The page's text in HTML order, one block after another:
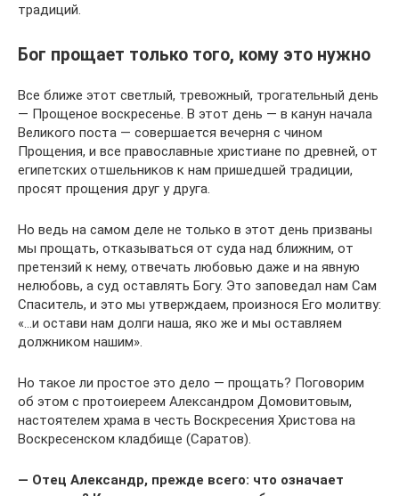
традиций.
Бог прощает только того, кому это нужно
Все ближе этот светлый, тревожный, трогательный день
— Прощеное воскресенье. В этот день — в канун начала
Великого поста — совершается вечерня с чином
Прощения, и все православные христиане по древней, от
египетских отшельников к нам пришедшей традиции,
просят прощения друг у друга.
Но ведь на самом деле не только в этот день призваны
мы прощать, отказываться от суда над ближним, от
претензий к нему, отвечать любовью даже и на явную
нелюбовь, а суд оставлять Богу. Это заповедал нам Сам
Спаситель, и это мы утверждаем, произнося Его молитву:
«…и остави нам долги наша, яко же и мы оставляем
должником нашим».
Но такое ли простое это дело — прощать? Поговорим
об этом с протоиереем Александром Домовитовым,
настоятелем храма в честь Воскресения Христова на
Воскресенском кладбище (Саратов).
— Отец Александр, прежде всего: что означает